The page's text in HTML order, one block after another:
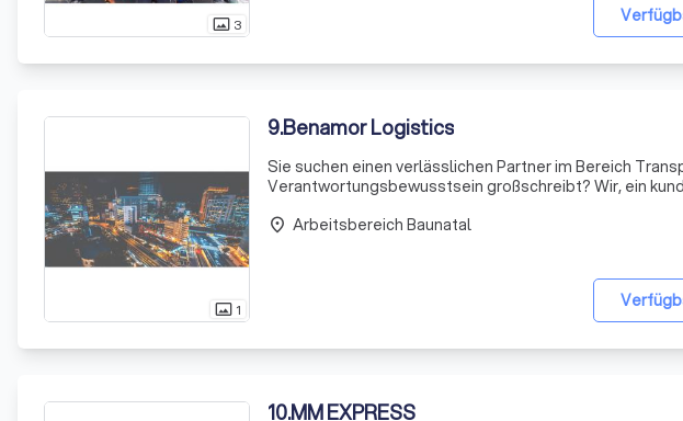
photo_size_select_actual 3
photo_size_select_actual 1
9.Benamor Logistics
Sie suchen einen verlässlichen Partner im Bereich
Verantwortungsbewusstsein großschreibt? Wir, ein
haben wir unse
place Arbeitsbereich Baunatal
10.MM EXPRESS